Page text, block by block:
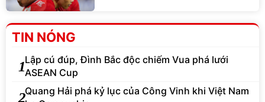
TIN NÓNG
1Lập cú đúp, Đình Bắc độc chiếm Vua phá lưới
ASEAN Cup
2Quang Hải phá kỷ lục của Công Vinh khi Việt Nam